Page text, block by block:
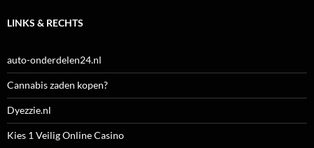
LINKS & RECHTS
auto-onderdelen24.nl
Cannabis zaden kopen?
Dyezzie.nl
Kies 1 Veilig Online Casino